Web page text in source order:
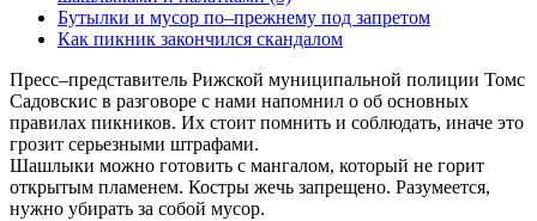
Бутылки и мусор по–прежнему под запретом
Как пикник закончился скандалом
Пресс–представитель Рижской муниципальной полиции Томс
Садовскис в разговоре с нами напомнил о об основных
правилах пикников. Их стоит помнить и соблюдать, иначе это
грозит серьезными штрафами.
Шашлыки можно готовить с мангалом, который не горит
открытым пламенем. Костры жечь запрещено. Разумеется,
нужно убирать за собой мусор.